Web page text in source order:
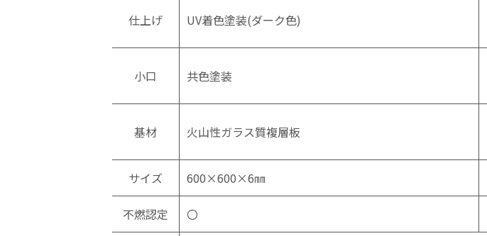
仕上げ UV着色塗装(ダーク色)
小口 共色塗装
基材 火山性ガラス質複層板
サイズ 600×600×6㎜
不燃認定 〇